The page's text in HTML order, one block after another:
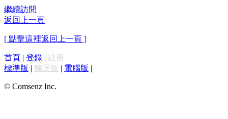
繼續訪問
返回上一頁
[ 點擊這裡返回上一頁 ]
首頁 | 登錄 | 註冊
標準版 | 觸屏版 | 電腦版 |
© Comsenz Inc.